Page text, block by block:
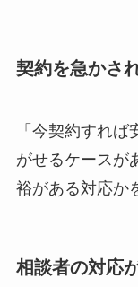
契約を急かさ
「今契約すれ
がせるケースが
裕がある対応か
相談者の対応